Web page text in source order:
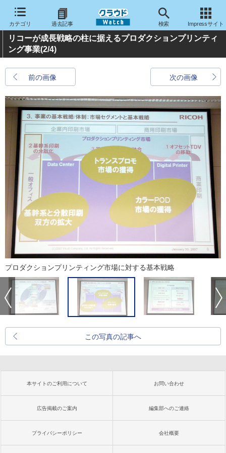
カテゴリ 過去記事 検索 Impressサイト
リコーが成長戦略の柱に据えるプロダクションプリンティ
ング事業(2/4)
前の画像 次の画像
プロダクションプリンティング市場に対する基本戦略
この写真の記事へ
本サイトのご利用について お問い合わせ
広告掲載のご案内 編集部へのご連絡
プライバシーポリシー 会社概要